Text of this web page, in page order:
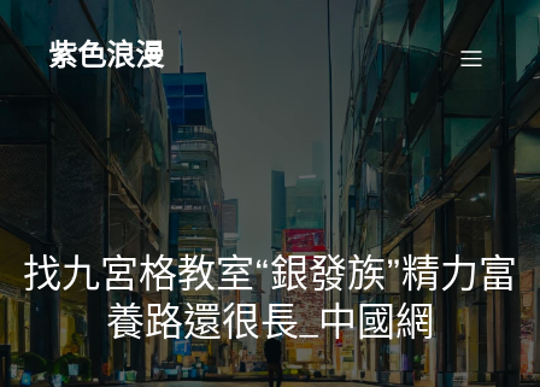
to
content紫色浪漫
找九宮格教室“銀發族”精力富
養路還很長_中國網